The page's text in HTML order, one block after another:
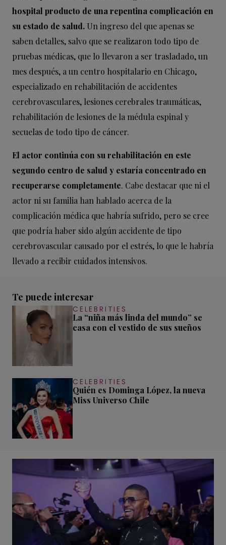
hospital producto de una repentina complicación en
su estado de salud. Un ingreso del que apenas se
saben detalles, salvo que se realizaron todo tipo de
pruebas médicas, que lo llevaron a ser trasladado, un
mes después, a un centro hospitalario en Chicago,
especializado en rehabilitación de accidentes
cerebrovasculares, lesiones cerebrales traumáticas,
rehabilitación de lesiones de la médula espinal y
secuelas de todo tipo de cáncer.
El actor continúa con su rehabilitación en este
segundo centro de salud y estaría concentrado en
recuperarse completamente. Cabe destacar que ni el
actor ni su familia han hablado acerca de la
complicación médica que habría sufrido, pero se cree
que podría haber sido algún accidente de tipo
cerebrovascular causado por el estrés, lo que le habría
llevado a recibir cuidados intensivos.
Te puede interesar
CELEBRITIES
La “niña más linda del mundo” se
casa con el vestido de sus sueños
CELEBRITIES
Quién es Dominga López, la nueva
Miss Universo Chile